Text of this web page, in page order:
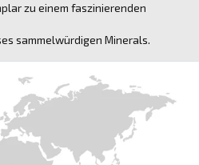
zu einem faszinierenden
sammelwürdigen Minerals.